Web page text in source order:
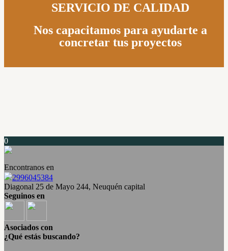
SERVICIO DE CALIDAD
Nos capacitamos para ayudarte a
concretar tus proyectos
0
Encontranos en
2996045384
Diagonal 25 de Mayo 244, Neuquén capital
Seguinos en
Asociados con
¿Qué estás buscando?